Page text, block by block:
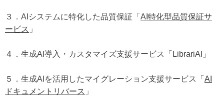
３．AIシステムに特化した品質保証「 AI特化型品質保証サ
ービス 」
４．生成AI導入・カスタマイズ支援サービス「LibrariAI」
５．生成AIを活用したマイグレーション支援サービス「 AI
ドキュメントリバース 」